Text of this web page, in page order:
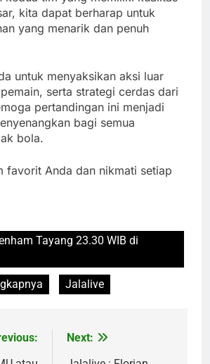
kita dapat berharap untuk
yang menarik dan penuh
untuk menyaksikan aksi luar
serta strategi cerdas dari
pertandingan ini menjadi
bagi semua
bola.
favorit Anda dan nikmati setiap
Tayang 23.30 WIB di
Jalalive
Next: